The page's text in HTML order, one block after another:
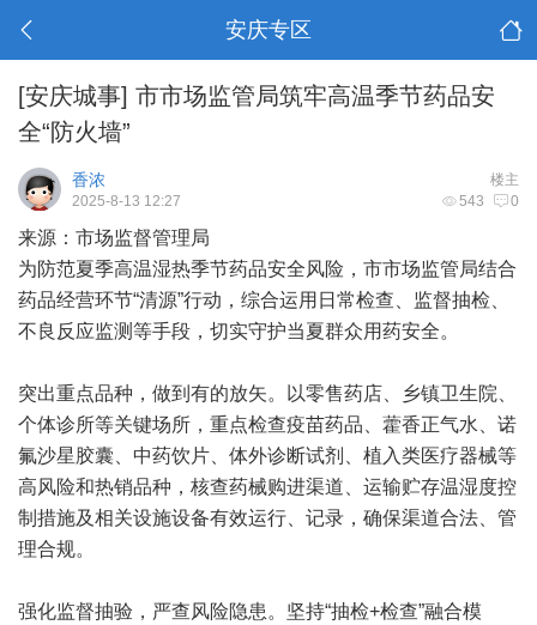
安庆专区
[安庆城事] 市市场监管局筑牢高温季节药品安
全“防火墙”
楼主
香浓
543 0
2025-8-13 12:27
来源：市场监督管理局
为防范夏季高温湿热季节药品安全风险，市市场监管局结合
药品经营环节“清源”行动，综合运用日常检查、监督抽检、
不良反应监测等手段，切实守护当夏群众用药安全。
突出重点品种，做到有的放矢。以零售药店、乡镇卫生院、
个体诊所等关键场所，重点检查疫苗药品、藿香正气水、诺
氟沙星胶囊、中药饮片、体外诊断试剂、植入类医疗器械等
高风险和热销品种，核查药械购进渠道、运输贮存温湿度控
制措施及相关设施设备有效运行、记录，确保渠道合法、管
理合规。
强化监督抽验，严查风险隐患。坚持“抽检+检查”融合模